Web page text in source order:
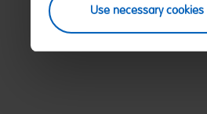
Use necessary cookies